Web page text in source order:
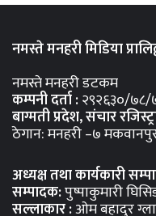
नमस्ते मनहरी मिडिया
नमस्ते मनहरी डटकम
कम्पनी दर्ता :२९२६३०/७८/
बाग्मती प्रदेश, संचार
ठेगान: मनहरी –७
अध्यक्ष तथा कार्यकारी
सम्पादक:पुष्पाकुमारी
सल्लाकार :ओम बहादुर